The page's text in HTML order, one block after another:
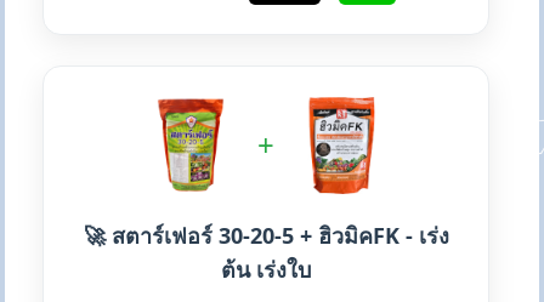
+
🚀 สตาร์เฟอร์ 30-20-5 + ฮิวมิคFK - เร่ง
ต้น เร่งใบ